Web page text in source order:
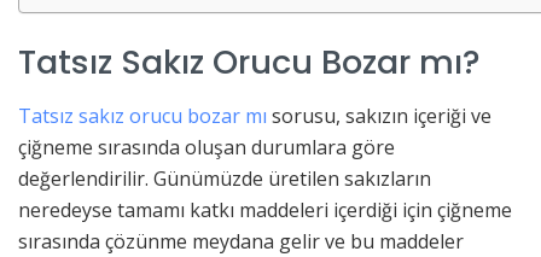
Tatsız Sakız Orucu Bozar mı?
Tatsız sakız orucu bozar mı sorusu, sakızın içeriği ve
çiğneme sırasında oluşan durumlara göre
değerlendirilir. Günümüzde üretilen sakızların
neredeyse tamamı katkı maddeleri içerdiği için çiğneme
sırasında çözünme meydana gelir ve bu maddeler